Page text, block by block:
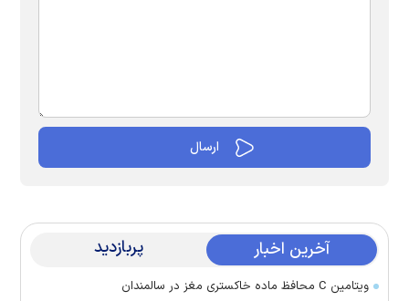
آخرین اخبار پربازدید
ویتامین C محافظ ماده خاکستری مغز در سالمندان